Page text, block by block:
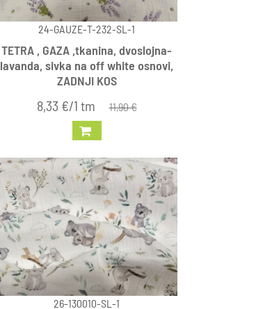
24-GAUZE-T-232-SL-1
TETRA , GAZA ,tkanina, dvoslojna-
lavanda, sivka na off white osnovi,
ZADNJI KOS
8,33 €/1 tm 11,90 €
26-130010-SL-1